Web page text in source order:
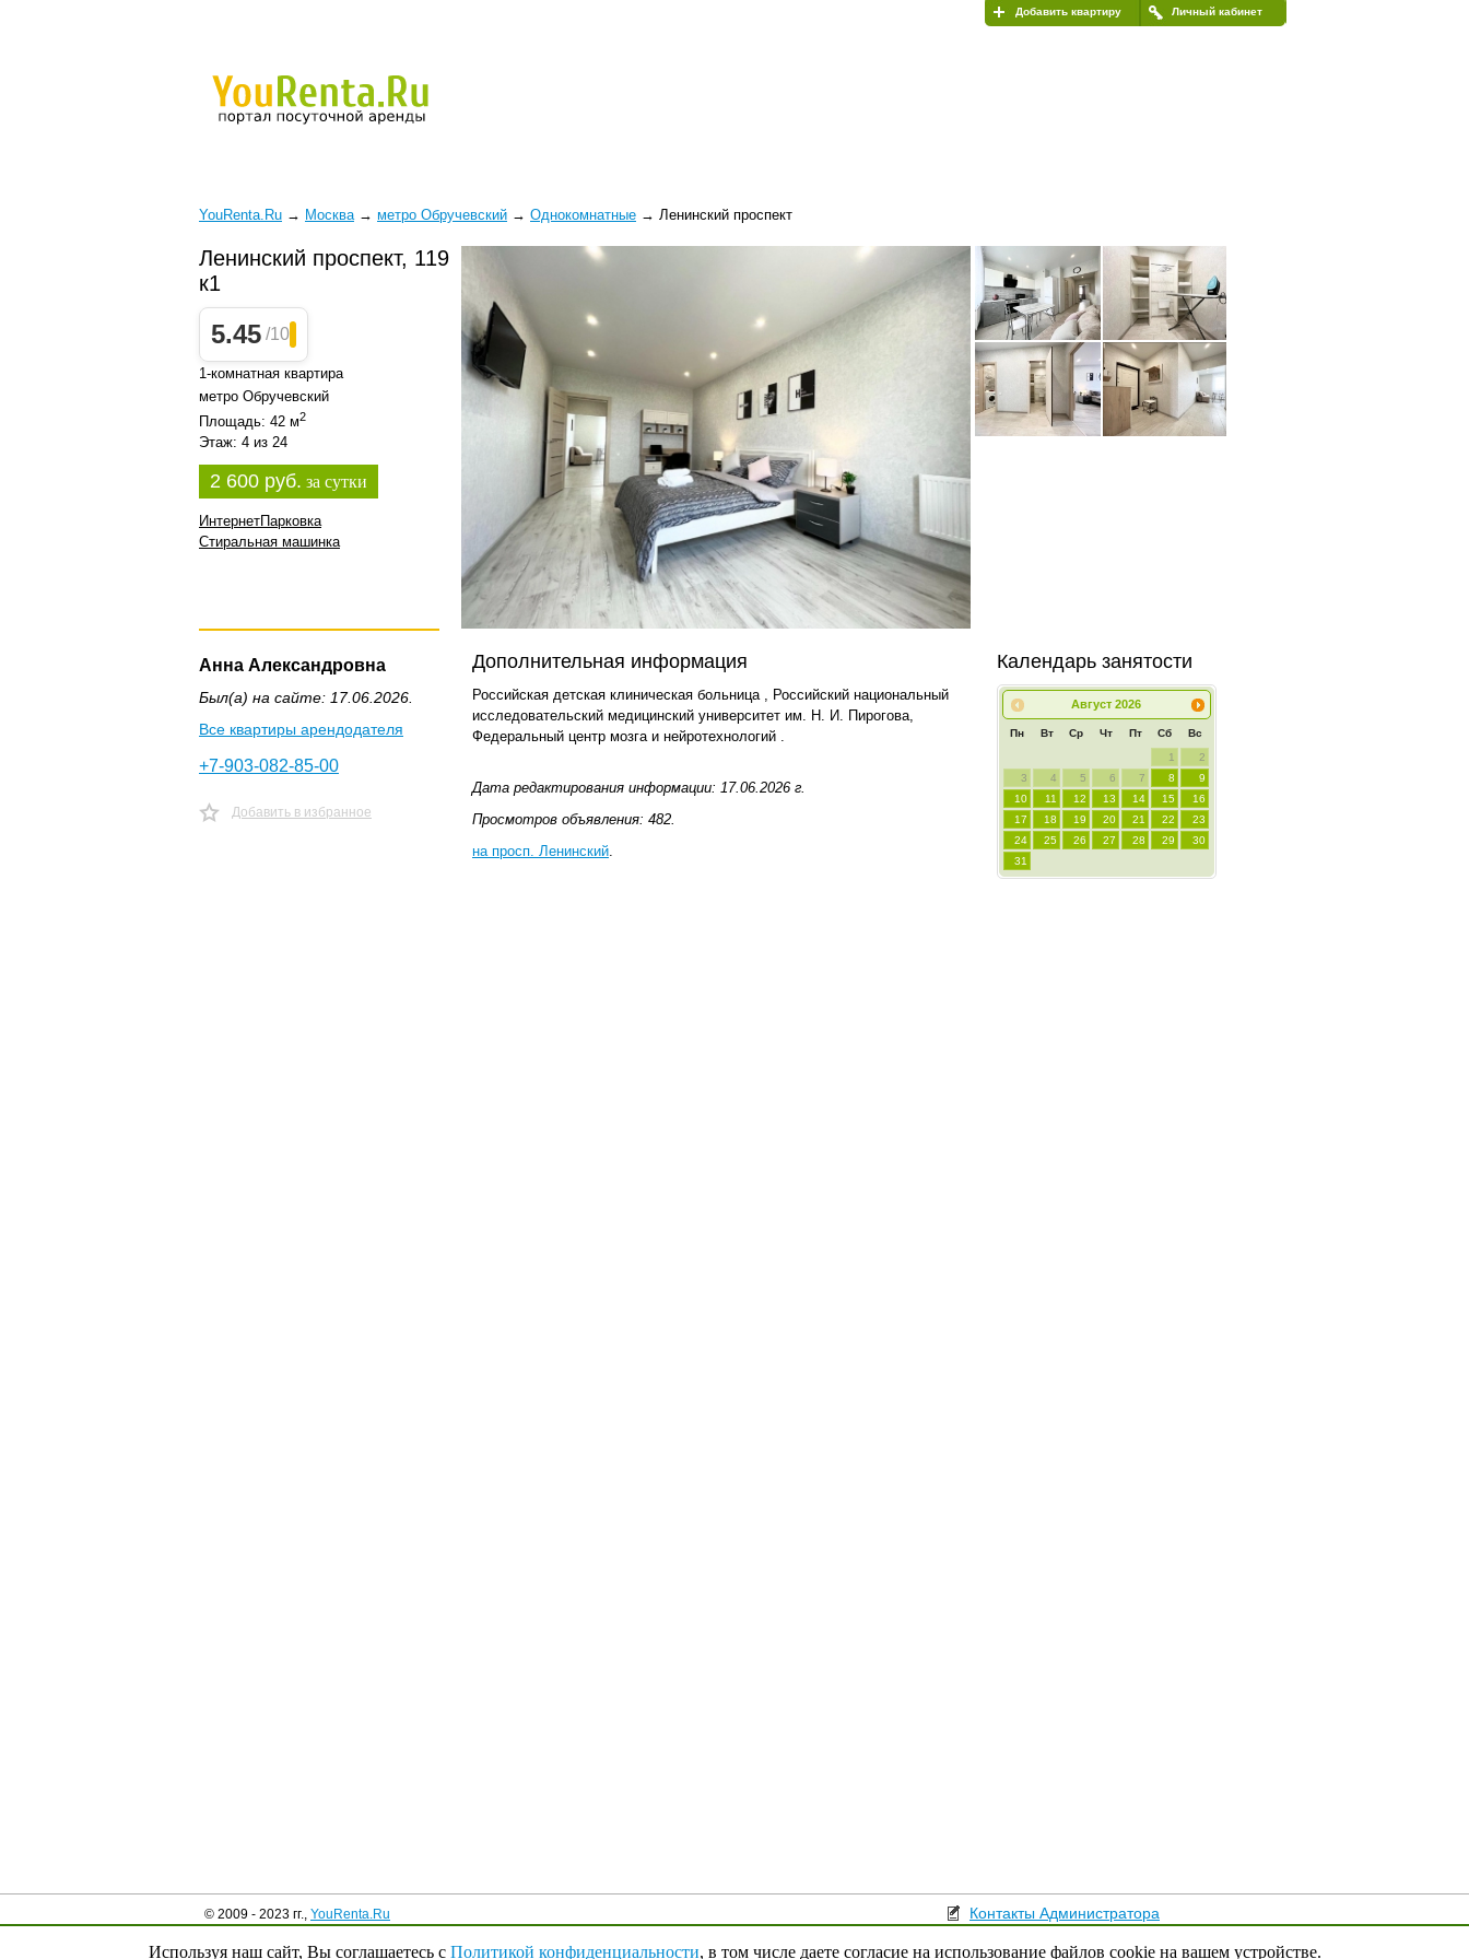
Личный кабинет
Добавить квартиру
YouRenta.Ru → Москва → метро Обручевский → Однокомнатные → Ленинский проспект
Ленинский проспект, 119
к1
5.45 /10
1-комнатная квартира
метро Обручевский
Площадь: 42 м2
Этаж: 4 из 24
2 600 руб. за сутки
ИнтернетПарковка
Стиральная машинка
Анна Александровна
Был(а) на сайте: 17.06.2026.
Все квартиры арендодателя
+7-903-082-85-00
Добавить в избранное
Дополнительная информация
Российская детская клиническая больница , Российский национальный
исследовательский медицинский университет им. Н. И. Пирогова,
Федеральный центр мозга и нейротехнологий .
Дата редактирования информации: 17.06.2026 г.
Просмотров объявления: 482.
на просп. Ленинский.
Календарь занятости
Август 2026
Пн Вт Ср Чт Пт Сб Вс
1
2
3
4 5 6 7 8
9
10
11 12 13 14 15
16
17
18 19 20 21 22
23
24
25 26 27 28 29
30
31
© 2009 - 2023 гг., YouRenta.Ru Контакты Администратора
Политика конфиденциальности
Используя наш сайт, Вы соглашаетесь с Политикой конфиденциальности, в том числе даете согласие на использование файлов cookie на вашем устройстве.